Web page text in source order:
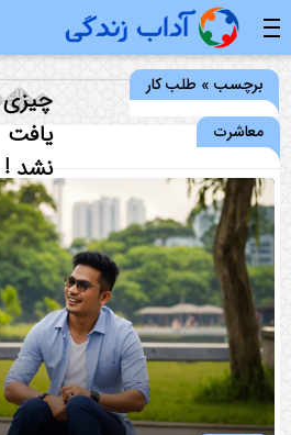
برچسب » طلب کار
چیزی
یافت
نشد !
معاشرت